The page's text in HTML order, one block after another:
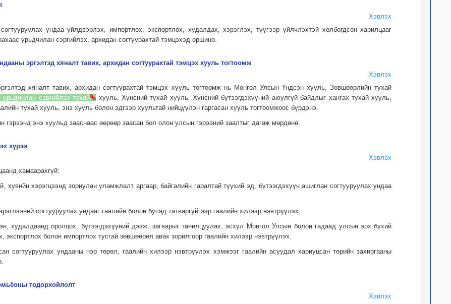
Хэвлэх
ундаа үйлдвэрлэх, импортлох, экспортлох, худалдах, хэрэглэх, түүгээр үйлчлэхтэй холбогдсон харилцааг
урьдчилан сэргийлэх, архидан согтуурахтай тэмцэхэд оршино.
эргэлтэд хяналт тавих, архидан согтуурахтай тэмцэх хууль тогтоомж
Хэвлэх
хяналт тавих, архидан согтуурахтай тэмцэх хууль тогтоомж нь Монгол Улсын Үндсэн хууль, Зөвшөөрлийн тухай
урьдчилан сэргийлэх тухай
хууль, Хүнсний тухай хууль, Хүнсний бүтээгдэхүүний аюулгүй байдлыг хангах тухай хууль,
тухай хууль, энэ хууль болон эдгээр хуультай нийцүүлэн гаргасан хууль тогтоомжоос бүрдэнэ.
энэ хуульд зааснаас өөрөөр заасан бол олон улсын гэрээний заалтыг дагаж мөрдөнө.
хүрээ
Хэвлэх
хамаарахгүй:
хувийн хэрэгцээнд зориулан уламжлалт аргаар, байгалийн гаралтай түүхий эд, бүтээгдэхүүн ашиглан согтууруулах ундаа
согтууруулах ундааг гаалийн болон бусад татваргүйгээр гаалийн хилээр нэвтрүүлэх;
худалдаанд оролцох, бүтээгдэхүүний дээж, загварыг танилцуулах, эсхүл Монгол Улсын болон гадаад улсын эрх бүхий
экспортлох болон импортлох тусгай зөвшөөрөл авах зорилгоор гаалийн хилээр нэвтрүүлэх.
согтууруулах ундааны нэр төрөл, гаалийн хилээр нэвтрүүлэх хэмжээг гаалийн асуудал хариуцсан төрийн захиргааны
тодорхойлолт
Хэвлэх